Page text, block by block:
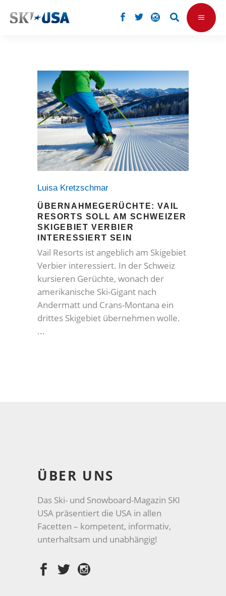
Luisa Kretzschmar
ÜBERNAHMEGERÜCHTE: VAIL
RESORTS SOLL AM SCHWEIZER
SKIGEBIET VERBIER
INTERESSIERT SEIN
Vail Resorts ist angeblich am Skigebiet
Verbier interessiert. In der Schweiz
kursieren Gerüchte, wonach der
amerikanische Ski-Gigant nach
Andermatt und Crans-Montana ein
drittes Skigebiet übernehmen wolle.
ÜBER UNS
Das Ski- und Snowboard-Magazin SKI
USA präsentiert die USA in allen
Facetten – kompetent, informativ,
unterhaltsam und unabhängig!